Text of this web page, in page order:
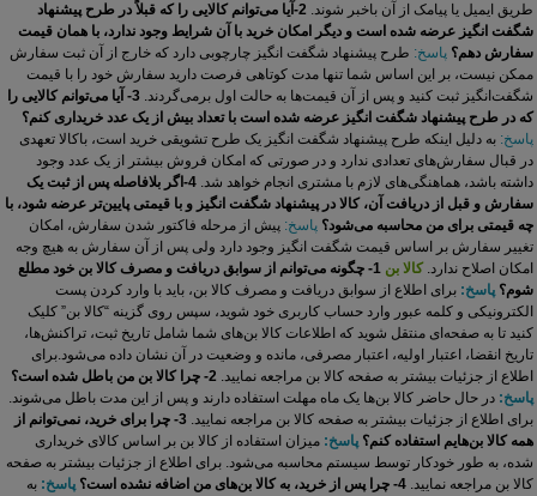
طریق ایمیل یا پیامک از آن باخبر شوند.
2-آیا می‌توانم کالایی را که قبلاً در طرح پیشنهاد
شگفت انگیز عرضه شده است و دیگر امکان خرید با آن شرایط وجود ندارد، با همان قیمت
سفارش دهم؟ پاسخ: طرح پیشنهاد شگفت انگیز چارچوبی دارد که خارج از آن ثبت سفارش
ممکن نیست، بر این اساس شما تنها مدت کوتاهی فرصت دارید سفارش خود را با قیمت
شگفت‌انگیز ثبت کنید و پس از آن قیمت‌ها به حالت اول برمی‏‌گردند.
3- آیا می‌‏توانم کالایی را
که در طرح پیشنهاد شگفت انگیز عرضه شده است با تعداد بیش از یک عدد خریداری کنم؟
پاسخ: به دلیل اینکه طرح پیشنهاد شگفت انگیز یک طرح تشویقی خرید است، باکالا تعهدی
در قبال سفارش‏‌های تعدادی ندارد و در صورتی که امکان فروش بیشتر از یک عدد وجود
داشته باشد، هماهنگی‏‌های لازم با مشتری انجام خواهد شد.
4-اگر بلافاصله پس از ثبت یک
سفارش و قبل از دریافت آن، کالا در پیشنهاد شگفت انگیز و با قیمتی پایین‌تر عرضه شود، با
چه قیمتی برای من محاسبه می‌‏شود؟ پاسخ: پیش از مرحله فاکتور شدن سفارش، امکان
تغییر سفارش بر اساس قیمت شگفت انگیز وجود دارد ولی پس از آن سفارش به هیچ وجه
امکان اصلاح ندارد. کالا بن
1- چگونه می‏‌توانم از سوابق دریافت و مصرف کالا بن خود مطلع
شوم؟ پاسخ: برای اطلاع از سوابق دریافت و مصرف کالا بن، باید با وارد کردن پست
الکترونیکی و کلمه عبور وارد حساب کاربری خود شوید، سپس روی گزینه “کالا بن‏‌” کلیک
کنید تا به صفحه‏‌ای منتقل ‏شوید که اطلاعات کالا بن‏‌های شما شامل تاریخ ثبت، تراکنش‌‏ها،
تاریخ انقضا، اعتبار اولیه، اعتبار مصرفی، مانده و وضعیت در آن نشان داده می‌‏شود.برای
اطلاع از جزئیات بیشتر به صفحه کالا بن مراجعه نمایید. 2- چرا کالا بن من باطل شده است؟
پاسخ: در حال حاضر کالا بن‏‌ها یک ماه مهلت استفاده دارند و پس از این مدت باطل می‏‌شوند.
برای اطلاع از جزئیات بیشتر به صفحه کالا بن مراجعه نمایید.
3- چرا برای خرید، نمی‏‌توانم از
همه کالا بن‌‏هایم استفاده کنم؟ پاسخ: میزان استفاده از کالا بن بر اساس کالای خریداری
شده، به طور خودکار توسط سیستم محاسبه می‌‏شود. برای اطلاع از جزئیات بیشتر به صفحه
کالا بن مراجعه نمایید. 4- چرا پس از خرید، به کالا بن‌‏های من اضافه نشده است؟ پاسخ: به